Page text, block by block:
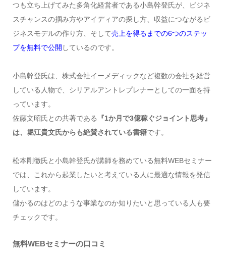
つも立ち上げてみた多角化経営者である小島幹登氏が、ビジネ
スチャンスの掴み方やアイディアの探し方、収益につながるビ
ジネスモデルの作り方、そして売上を得るまでの6つのステッ
プを無料で公開 しているのです。
小島幹登氏は、株式会社イーメディックなど複数の会社を経営
している人物で、シリアルアントレプレナーとしての一面を持
っています。
佐藤文昭氏との共著である
『1か月で3億稼ぐジョイント思考』
は、堀江貴文氏からも絶賛されている書籍です。
松本剛徹氏と小島幹登氏が講師を務めている無料WEBセミナー
では、これから起業したいと考えている人に最適な情報を発信
しています。
儲かるのはどのような事業なのか知りたいと思っている人も要
チェックです。
無料WEBセミナーの口コミ